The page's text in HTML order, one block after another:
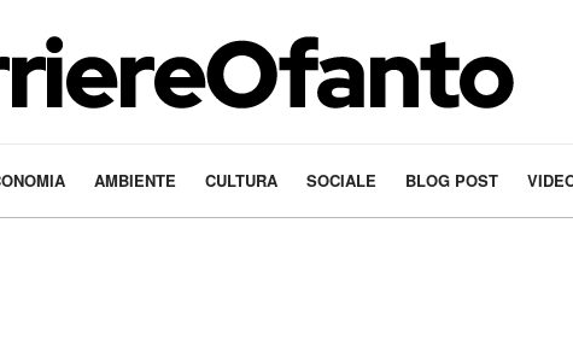
AMBIENTE CULTURA SOCIALE BLOG POST